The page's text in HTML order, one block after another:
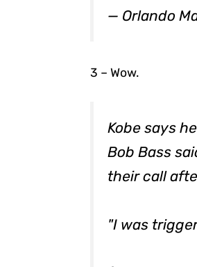
— Orlando
3 – Wow.
Kobe says
Bob Bass
their call
"I was